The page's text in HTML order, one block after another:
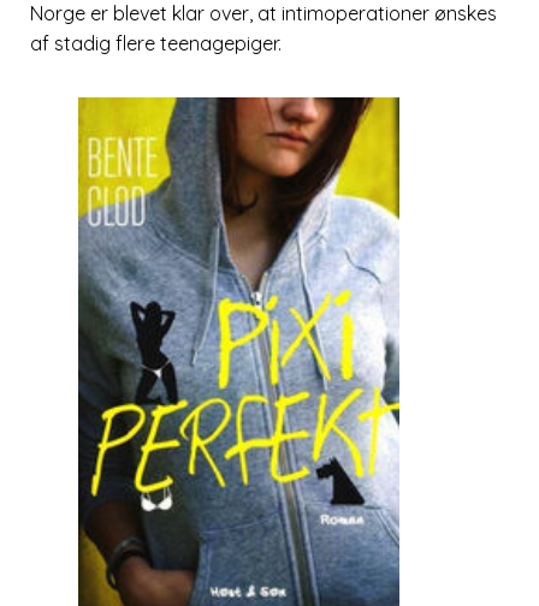
Norge er blevet klar over, at intimoperationer ønskes
af stadig flere teenagepiger.